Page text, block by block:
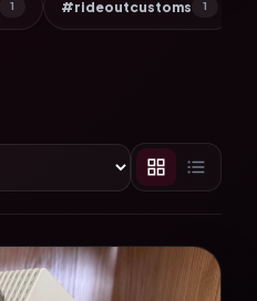
1 #rideoutcustoms 1